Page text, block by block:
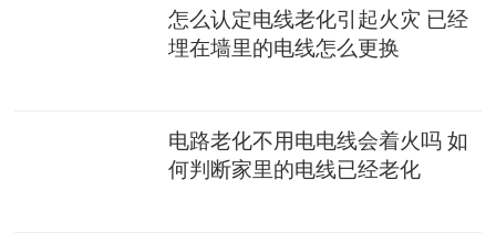
怎么认定电线老化引起火灾 已经
埋在墙里的电线怎么更换
电路老化不用电电线会着火吗 如
何判断家里的电线已经老化